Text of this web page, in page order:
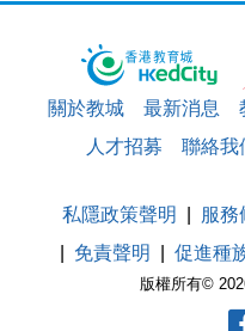
關於教城 最新消息
人才招募
聯絡我
版權所有©
私隱政策聲明 服務
免責聲明
促進種